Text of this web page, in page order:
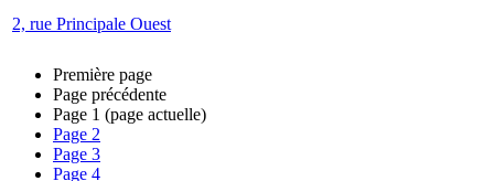
2, rue Principale Ouest
Première page
Page précédente
Page 1 (page actuelle)
Page 2
Page 3
Page 4